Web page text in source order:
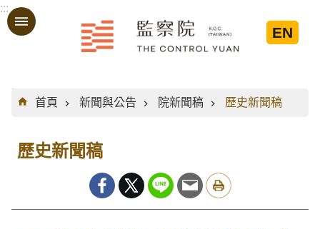
跳到主要內容區塊
:::
EN
:::
首頁
新聞與公告 院新聞稿 歷史新聞稿
歷史新聞稿